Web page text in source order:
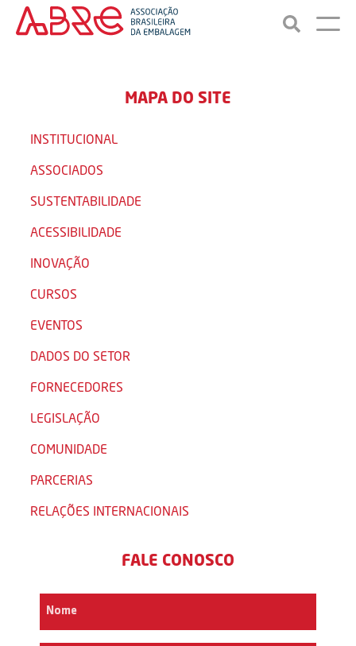
MAPA DO SITE
INSTITUCIONAL
ASSOCIADOS
SUSTENTABILIDADE
ACESSIBILIDADE
INOVAÇÃO
CURSOS
EVENTOS
DADOS DO SETOR
FORNECEDORES
LEGISLAÇÃO
COMUNIDADE
PARCERIAS
RELAÇÕES INTERNACIONAIS
FALE CONOSCO